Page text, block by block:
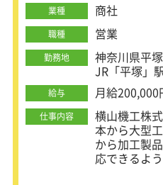
業種 商社
職種 営業
勤務地
神奈川県平
JR「平塚」
給与 月給200,000
仕事内容
横山機工株
本から大型
から加工製
応できるよ